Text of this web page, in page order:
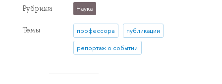
Рубрики Наука
Темы профессора публикации
репортаж о событии